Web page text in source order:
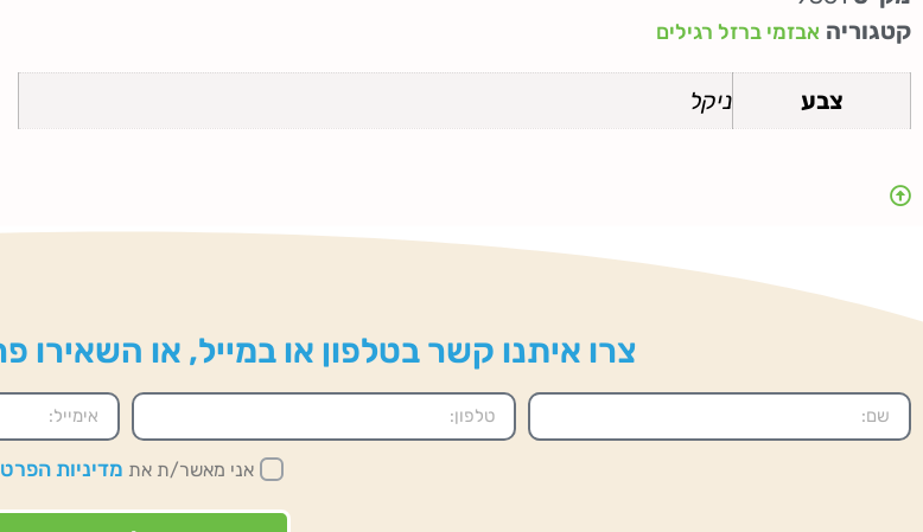
קטגוריה אבזמי ברזל רגילים
צבע ניקל
צרו איתנו קשר בטלפון או במייל, או השאירו
אני מאשר/ת את מדיניות